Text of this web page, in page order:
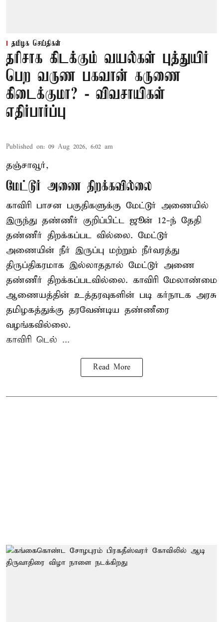
தமிழக செய்திகள்
தரிசாக கிடக்கும் வயல்கள் புத்துயிர்
பெற வருண பகவான் கருணை
கிடைக்குமா? - விவசாயிகள்
எதிர்பார்ப்பு
Published on: 09 Aug 2026, 6:02 am
தஞ்சாவூர்,
மேட்டூர் அணை திறக்கவில்லை
காவிரி பாசன பகுதிகளுக்கு மேட்டூர் அணையில்
இருந்து தண்ணீர் குறிப்பிட்ட ஜூன் 12-ந் தேதி
தண்ணீர் திறக்கப்பட வில்லை. மேட்டூர்
அணையின் நீர் இருப்பு மற்றும் நீர்வரத்து
திருப்திகரமாக இல்லாததால் மேட்டூர் அணை
தண்ணீர் திறக்கப்படவில்லை. காவிரி மேலாண்மை
ஆணையத்தின் உத்தரவுகளின் படி கர்நாடக அரசு
தமிழகத்துக்கு தரவேண்டிய தண்ணீரை
வழங்கவில்லை.
காவிரி டெல் ...
Read More